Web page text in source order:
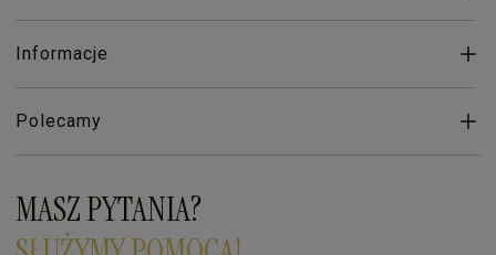
Informacje
Polecamy
MASZ PYTANIA?